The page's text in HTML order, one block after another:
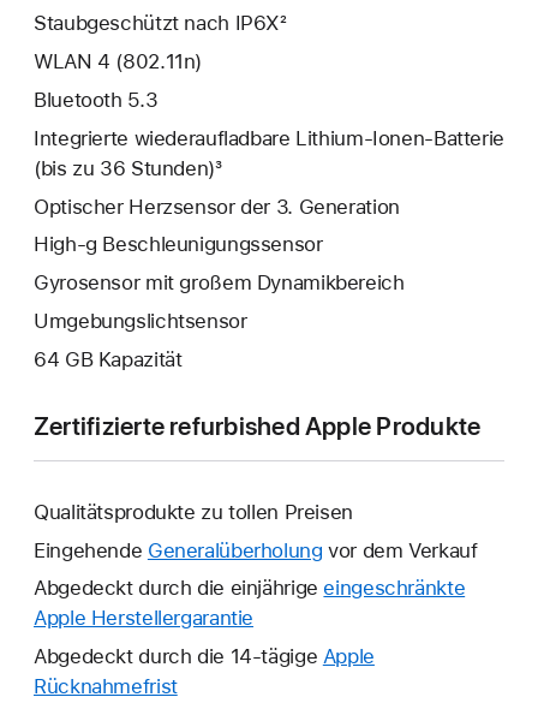
Staubgeschützt nach IP6X²
WLAN 4 (802.11n)
Bluetooth 5.3
Integrierte wiederaufladbare Lithium-Ionen-Batterie
(bis zu 36 Stunden)³
Optischer Herzsensor der 3. Generation
High‑g Beschleunigungs­sensor
Gyrosensor mit großem Dynamik­bereich
Umgebungslicht­sensor
64 GB Kapazität
Zertifizierte refurbished Apple Produkte
Qualitätsprodukte zu tollen Preisen
Eingehende Generalüberholung vor dem Verkauf
Abgedeckt durch die einjährige eingeschränkte
Apple Herstellergarantie
neues
Abgedeckt durch die 14-tägige Apple
RücknahmefristEin